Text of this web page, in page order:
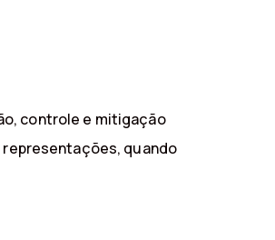
controle e mitigação
representações, quando